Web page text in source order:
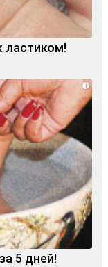
ластиком!
i
5 дней!